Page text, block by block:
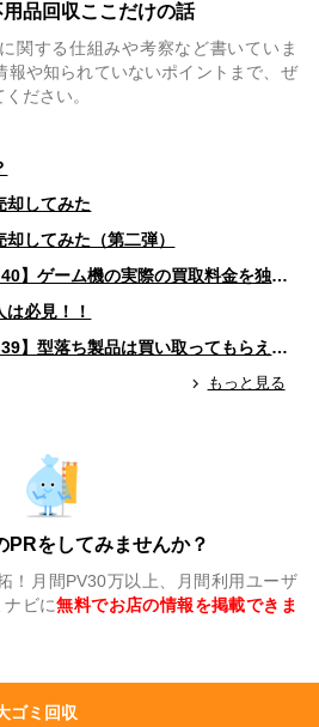
品回収ここだけの話
関する仕組みや考察など書いていま
報や知られていないポイントまで、ぜ
ださい。
却してみた
してみた（第二弾）
ゲーム機の実際の買取料金を独自調査！！
必見！！
製品は買い取ってもらえる？（ゲームソフト編）
もっと見る
PRをしてみませんか？
！月間PV30万以上、月間利用ユーザ
ナビに無料でお店の情報を掲載できま
ゴミ回収